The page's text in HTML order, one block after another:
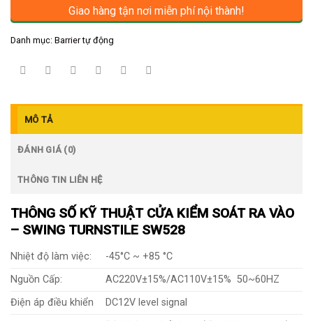
Giao hàng tận nơi miễn phí nội thành!
Danh mục: Barrier tự động
MÔ TẢ
ĐÁNH GIÁ (0)
THÔNG TIN LIÊN HỆ
THÔNG SỐ KỸ THUẬT CỬA KIỂM SOÁT RA VÀO
– SWING TURNSTILE SW528
Nhiệt độ làm việc:
-45°C ~ +85 °C
Nguồn Cấp:
AC220V±15%/AC110V±15% 50~60HZ
Điện áp điều khiển
DC12V level signal